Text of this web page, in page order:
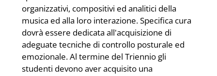
organizzativi, compositivi ed analitici della
musica ed alla loro interazione. Specifica cura
dovrà essere dedicata all'acquisizione di
adeguate tecniche di controllo posturale ed
emozionale. Al termine del Triennio gli
studenti devono aver acquisito una